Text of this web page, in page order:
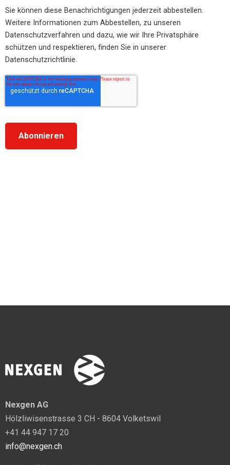
Sie können diese Benachrichtigungen jederzeit abbestellen.
Weitere Informationen zum Abbestellen, zu unseren
Datenschutzverfahren und dazu, wie wir Ihre Privatsphäre
schützen und respektieren, finden Sie in unserer
Datenschutzrichtlinie.
Nexgen AG
Hölzliwisenstrasse 3 CH - 8604 Volketswil
+41 44 947 17 20
info@nexgen.ch